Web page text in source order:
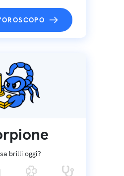
brilli oggi?